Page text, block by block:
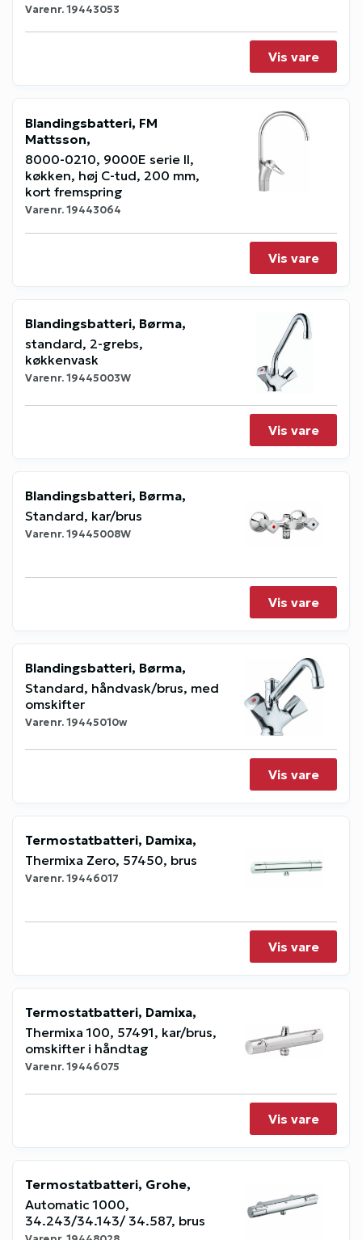
Varenr.19443053
Vis vare
Blandingsbatteri, FM
Mattsson,
8000-0210, 9000E serie II,
køkken, høj C-tud, 200 mm,
kort fremspring
Varenr.19443064
Vis vare
Blandingsbatteri, Børma,
standard, 2-grebs,
køkkenvask
Varenr.19445003W
Vis vare
Blandingsbatteri, Børma,
Standard, kar/brus
Varenr.19445008W
Vis vare
Blandingsbatteri, Børma,
Standard, håndvask/brus, med
omskifter
Varenr.19445010w
Vis vare
Termostatbatteri, Damixa,
Thermixa Zero, 57450, brus
Varenr.19446017
Vis vare
Termostatbatteri, Damixa,
Thermixa 100, 57491, kar/brus,
omskifter i håndtag
Varenr.19446075
Vis vare
Termostatbatteri, Grohe,
Automatic 1000,
34.243/34.143/ 34.587, brus